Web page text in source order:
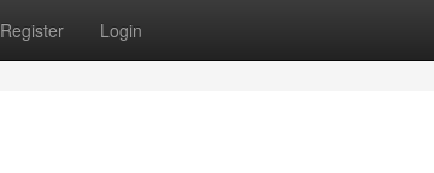
Register Login